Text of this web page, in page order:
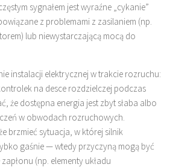
sygnałem jest wyraźne „cykanie”
z problemami z zasilaniem (np.
lub niewystarczającą mocą do
instalacji elektrycznej w trakcie rozruchu:
na desce rozdzielczej podczas
że dostępna energia jest zbyt słaba albo
w obwodach rozruchowych.
brzmieć sytuacja, w której silnik
gaśnie — wtedy przyczyną mogą być
(np. elementy układu